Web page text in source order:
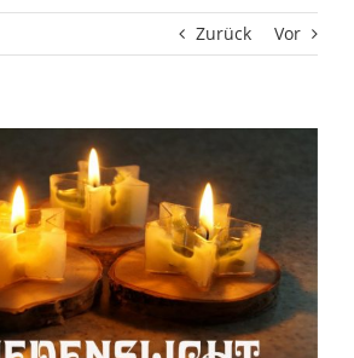
Zurück Vor